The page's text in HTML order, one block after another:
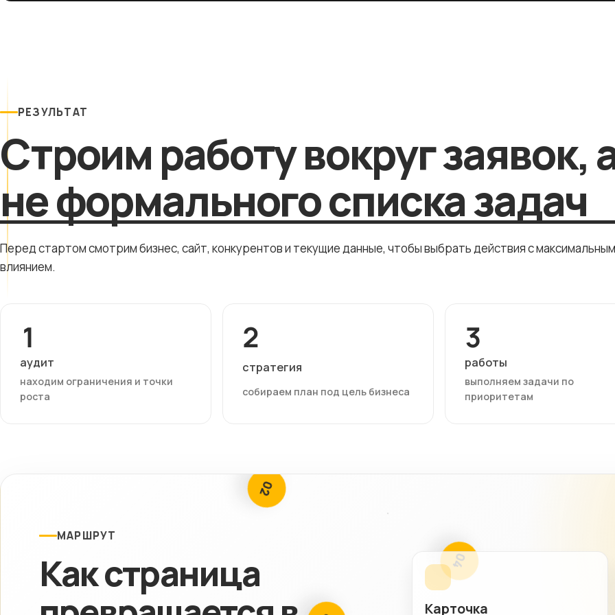
РЕЗУЛЬТАТ
Строим работу вокруг заявок,
не формального списка задач
Перед стартом смотрим бизнес, сайт, конкурентов и текущие данные, чтобы выбрать действия с максимальным
влиянием.
1
аудит
находим ограничения и точки
роста
2
стратегия
собираем план под цель бизнеса
3
работы
выполняем задачи по
приоритетам
МАРШРУТ
Как страница
04
Карточка